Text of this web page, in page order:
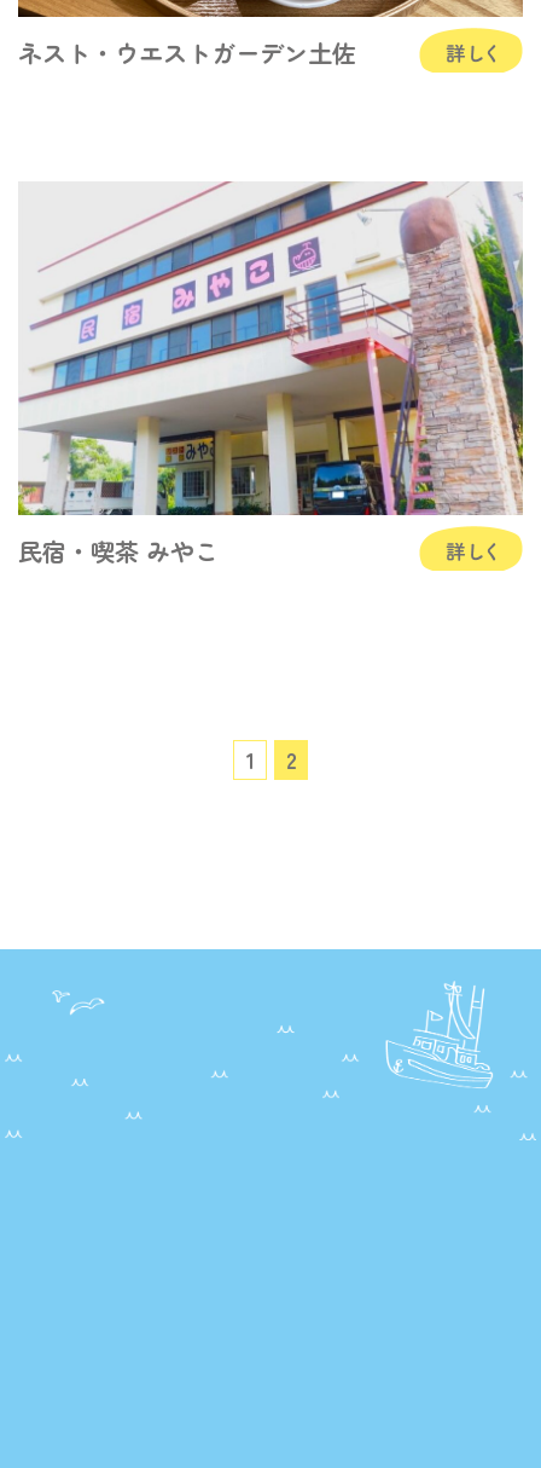
ネスト・ウエストガーデン土佐
民宿・喫茶 みやこ
1 2